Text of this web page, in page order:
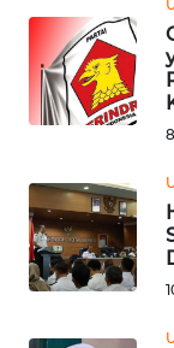
OPINI
Informasi
BERITA
KONTAK
KAMI
INFO